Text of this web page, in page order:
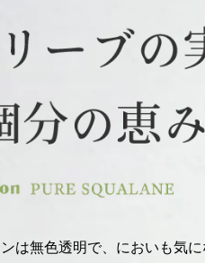
は無色透明で、においも気に